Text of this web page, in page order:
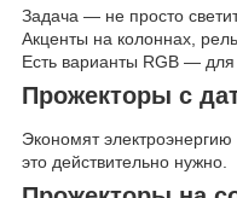
Задача — не просто
Акценты на колоннах,
Есть варианты RGB —
Прожекторы с
Экономят электроэнергию
это действительно нужно.